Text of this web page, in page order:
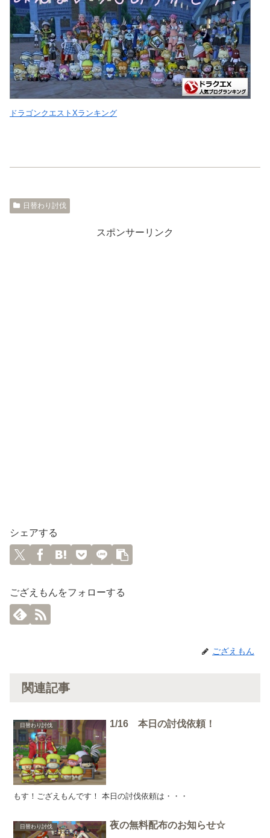
ドラゴンクエストXランキング
日替わり討伐
スポンサーリンク
シェアする
ござえもんをフォローする
ござえもん
関連記事
日替わり討伐 1/16 本日の討伐依頼！
もす！ござえもんです！ 本日の討伐依頼は・・・
日替わり討伐 夜の無料配布のお知らせ☆